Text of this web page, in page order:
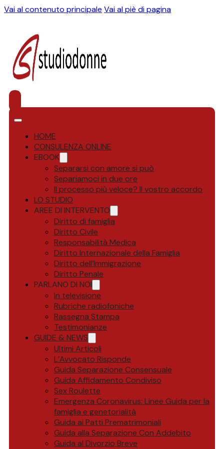
Vai al contenuto principale Vai al piè di pagina
HOME
CONSULENZA ONLINE
EBOOK
Separarsi con amore si può
Separiamoci in due ore
Il processo più veloce? Il vostro accordo
LO STUDIO
AREE DI INTERVENTO
Diritto di famiglia
Diritto Civile
Responsabilità Medica
Diritto Internazionale della Famiglia
Diritto dell’Immigrazione
Diritto Penale
PARLANO DI NOI
In televisione
Rubriche radiofoniche
Rassegna Stampa
Testimonianze
GUIDE & NEWS
Ultimi Articoli
L’Avvocato Risponde
Guida Separazione Consensuale
Guida Affidamento Condiviso
Sex Roulette
Emergenza Coronavirus: Linee Guida per la
famiglia e genetorialità
Guida ai Patti Prematrimoniali
Guida alla Separazione Con Addebito
Guida al Divorzio Breve